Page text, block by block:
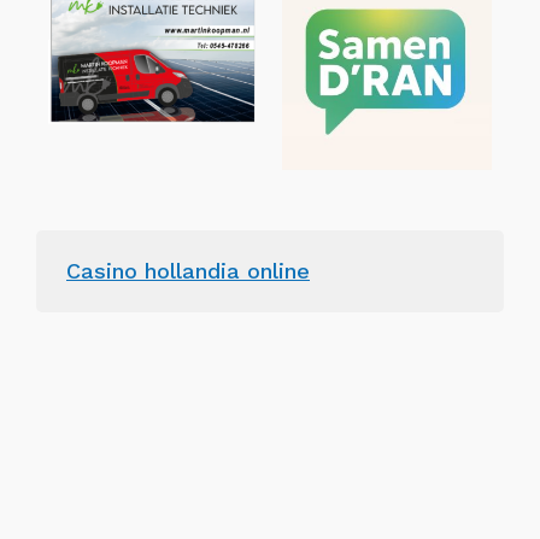
Casino hollandia online